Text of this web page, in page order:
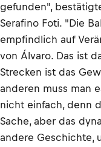
gefunden",
Serafino Foti. "Die
empfindlich auf
von Álvaro. Das ist
Strecken ist das
anderen muss man
nicht einfach, denn
Sache, aber das
andere Geschichte,